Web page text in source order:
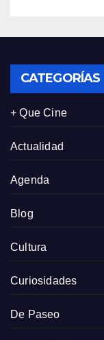
CATEGORÍAS
+ Que Cine
Actualidad
Agenda
Blog
Cultura
Curiosidades
De Paseo